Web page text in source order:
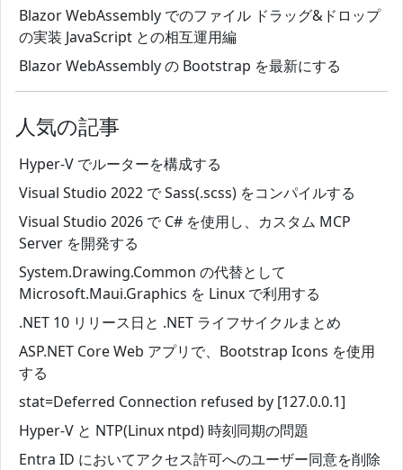
Blazor WebAssembly でのファイル ドラッグ&ドロップ
の実装 JavaScript との相互運用編
Blazor WebAssembly の Bootstrap を最新にする
人気の記事
Hyper-V でルーターを構成する
Visual Studio 2022 で Sass(.scss) をコンパイルする
Visual Studio 2026 で C# を使用し、カスタム MCP
Server を開発する
System.Drawing.Common の代替として
Microsoft.Maui.Graphics を Linux で利用する
.NET 10 リリース日と .NET ライフサイクルまとめ
ASP.NET Core Web アプリで、Bootstrap Icons を使用
する
stat=Deferred Connection refused by [127.0.0.1]
Hyper-V と NTP(Linux ntpd) 時刻同期の問題
Entra ID においてアクセス許可へのユーザー同意を削除